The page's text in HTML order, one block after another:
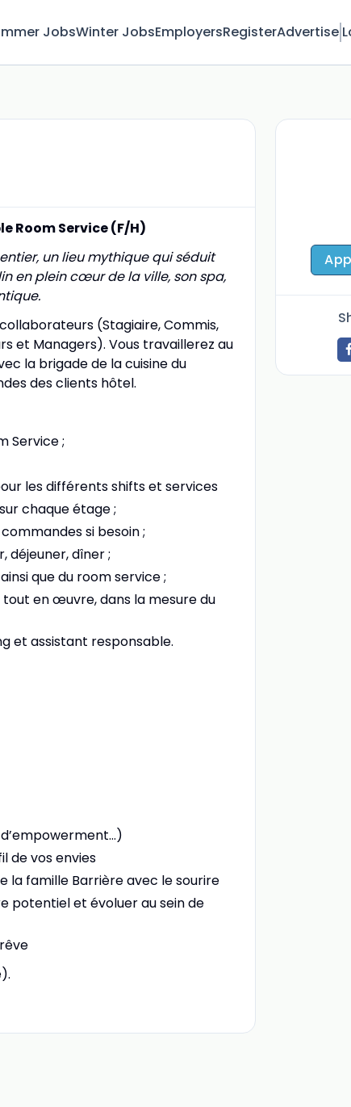
JobsWinter JobsEmployersRegisterAdvertise
Room Service (F/H)
un lieu mythique qui séduit
en plein cœur de la ville, son spa,
(Stagiaire, Commis,
et Managers). Vous travaillerez au
la brigade de la cuisine du
des clients hôtel.
Service ;
les différents shifts et services
chaque étage ;
si besoin ;
déjeuner, dîner ;
que du room service ;
en œuvre, dans la mesure du
et assistant responsable.
de vos envies
la famille Barrière avec le sourire
potentiel et évoluer au sein de